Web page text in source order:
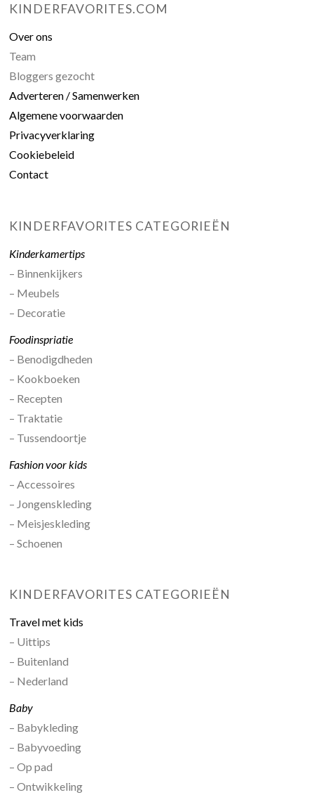
KINDERFAVORITES.COM
Over ons
Team
Bloggers gezocht
Adverteren / Samenwerken
Algemene voorwaarden
Privacyverklaring
Cookiebeleid
Contact
KINDERFAVORITES CATEGORIEËN
Kinderkamertips
– Binnenkijkers
– Meubels
– Decoratie
Foodinspriatie
– Benodigdheden
– Kookboeken
– Recepten
– Traktatie
– Tussendoortje
Fashion voor kids
– Accessoires
– Jongenskleding
– Meisjeskleding
– Schoenen
KINDERFAVORITES CATEGORIEËN
Travel met kids
– Uittips
– Buitenland
– Nederland
Baby
– Babykleding
– Babyvoeding
– Op pad
– Ontwikkeling